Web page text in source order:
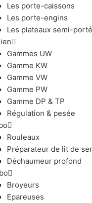
Les porte-caissons
Les porte-engins
Les plateaux semi-
Gammes UW
Gamme KW
Gamme VW
Gamme PW
Gamme DP & TP
Régulation & pesée
Rouleaux
Préparateur de lit de
Déchaumeur profond
Broyeurs
Epareuses